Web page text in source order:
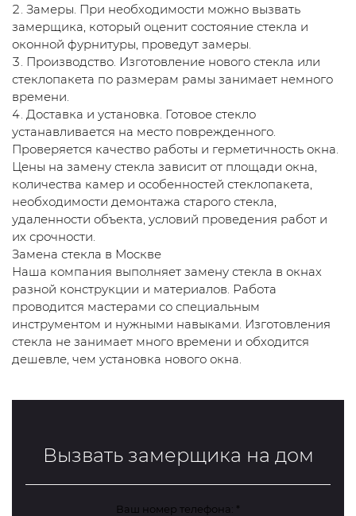
Замеры. При необходимости можно вызвать
замерщика, который оценит состояние стекла и
оконной фурнитуры, проведут замеры.
Производство. Изготовление нового стекла или
стеклопакета по размерам рамы занимает немного
времени.
Доставка и установка. Готовое стекло
устанавливается на место поврежденного.
Проверяется качество работы и герметичность окна.
Цены на замену стекла зависит от площади окна,
количества камер и особенностей стеклопакета,
необходимости демонтажа старого стекла,
удаленности объекта, условий проведения работ и
их срочности.
Замена стекла в Москве
Наша компания выполняет замену стекла в окнах
разной конструкции и материалов. Работа
проводится мастерами со специальным
инструментом и нужными навыками. Изготовления
стекла не занимает много времени и обходится
дешевле, чем установка нового окна.
Вызвать замерщика на дом
Ваш номер телефона: *